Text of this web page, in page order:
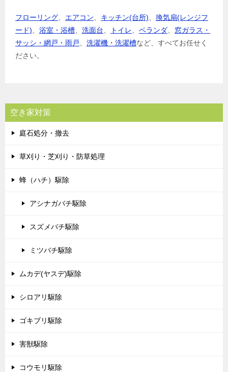
フローリング エアコン キッチン(台所)
換気扇(レンジフ
ード)
浴室・浴槽 洗面台 トイレ ベランダ
窓ガラス・
サッシ・網戸・雨戸
洗濯機・洗濯槽など、すべてお任せく
ださい。
空き家対策
庭石処分・撤去
草刈り・芝刈り・防草処理
蜂（ハチ）駆除
アシナガバチ駆除
スズメバチ駆除
ミツバチ駆除
ムカデ(ヤスデ)駆除
シロアリ駆除
ゴキブリ駆除
害獣駆除
コウモリ駆除